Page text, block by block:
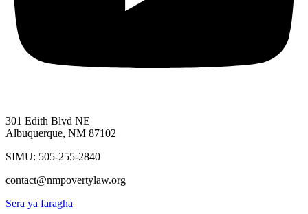
301 Edith Blvd NE
Albuquerque, NM 87102
SIMU: 505-255-2840
contact@nmpovertylaw.org
Sera ya faragha